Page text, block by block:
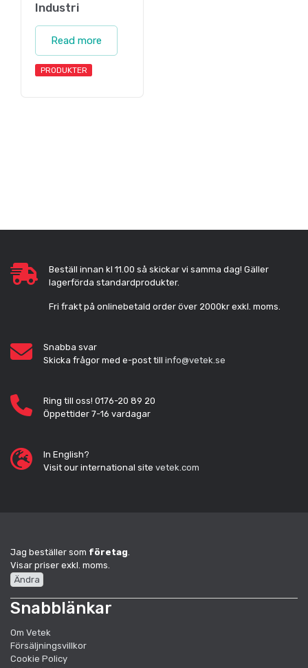
Industri
Read more
PRODUKTER
Beställ innan kl 11.00 så skickar vi samma dag! Gäller
lagerförda standardprodukter.
Fri frakt på onlinebetald order över 2000kr exkl. moms.
Snabba svar
Skicka frågor med e-post till info@vetek.se
Ring till oss! 0176-20 89 20
Öppettider 7-16 vardagar
In English?
Visit our international site vetek.com
Jag beställer som företag.
Visar priser exkl. moms.
Ändra
Snabblänkar
Om Vetek
Försäljningsvillkor
Cookie Policy